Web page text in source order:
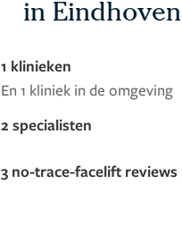
in Eindhoven
1 klinieken
En 1 kliniek in de omgeving
2 specialisten
3 no-trace-facelift reviews